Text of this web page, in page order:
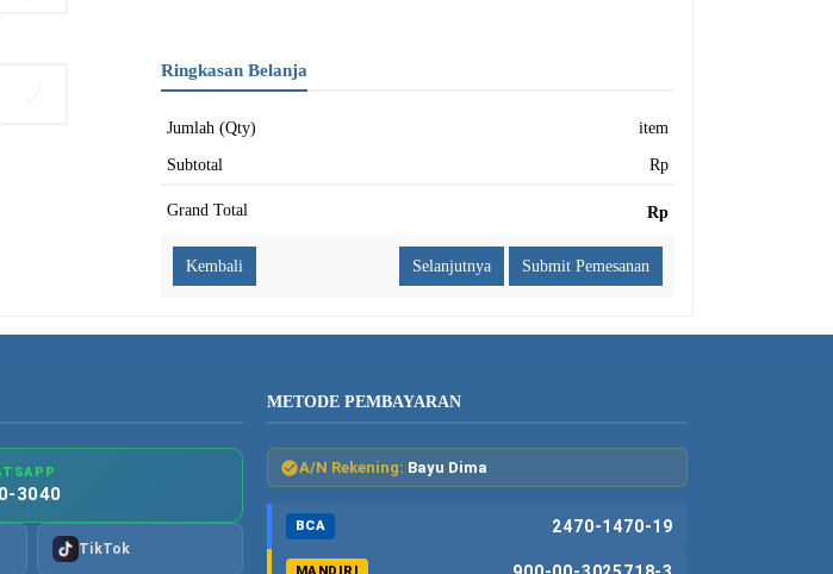
Ringkasan Belanja
Jumlah (Qty) item
Subtotal Rp
Grand Total Rp
Submit Pemesanan
3040
TikTok
METODE PEMBAYARAN
A/N Rekening: Bayu Dima
BCA 2470-1470-19